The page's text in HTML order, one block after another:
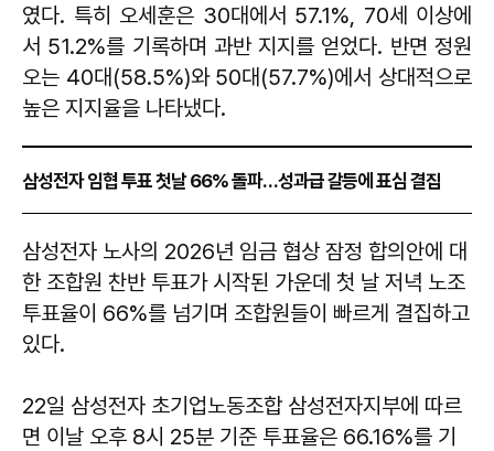
였다. 특히 오세훈은 30대에서 57.1%, 70세 이상에
서 51.2%를 기록하며 과반 지지를 얻었다. 반면 정원
오는 40대(58.5%)와 50대(57.7%)에서 상대적으로
높은 지지율을 나타냈다.
삼성전자 임협 투표 첫날 66% 돌파…성과급 갈등에 표심 결집
삼성전자 노사의 2026년 임금 협상 잠정 합의안에 대
한 조합원 찬반 투표가 시작된 가운데 첫 날 저녁 노조
투표율이 66%를 넘기며 조합원들이 빠르게 결집하고
있다.
22일 삼성전자 초기업노동조합 삼성전자지부에 따르
면 이날 오후 8시 25분 기준 투표율은 66.16%를 기